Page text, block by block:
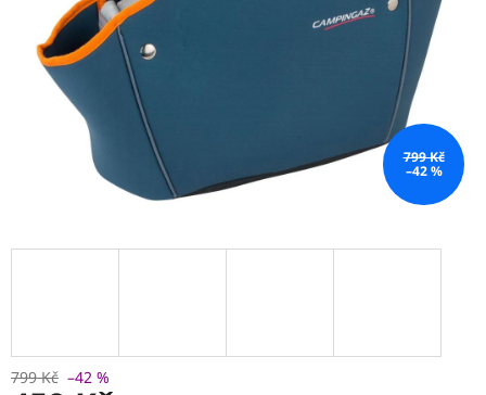
799 Kč
–42 %
799 Kč –42 %